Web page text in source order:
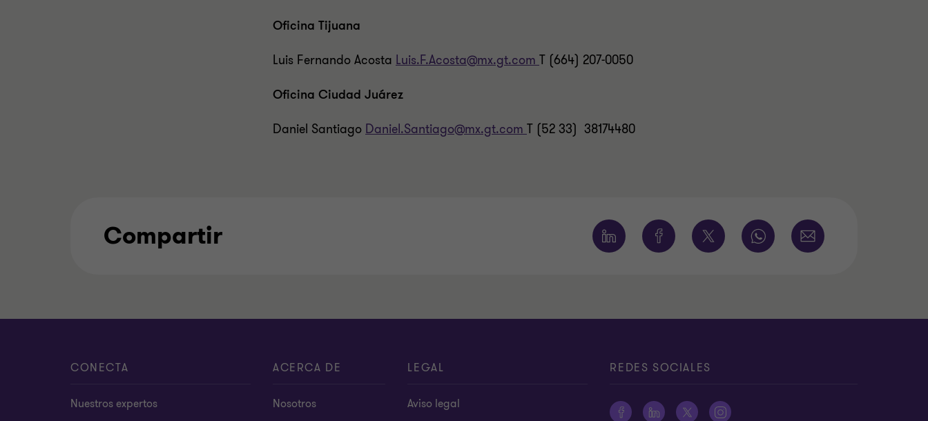
Oficina Tijuana
Luis Fernando Acosta Luis.F.Acosta@mx.gt.com T (664) 207-0050
Oficina Ciudad Juárez
Daniel Santiago Daniel.Santiago@mx.gt.com T (52 33) 38174480
Compartir
CONECTA
Nuestros expertos
ACERCA DE
Nosotros
LEGAL
Aviso legal
REDES SOCIALES